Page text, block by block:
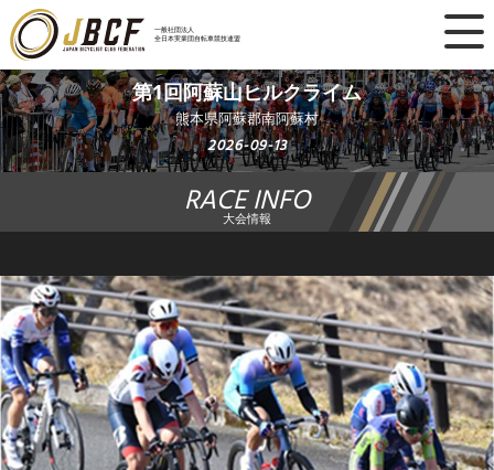
一般社団法人
全日本実業団自転車競技連盟
×
ニュース
レース日程
ランキング
チーム・選手
競技ガイド
加盟・登録
第1回阿蘇山ヒルクライム
熊本県阿蘇郡南阿蘇村
2026-09-13
RACE INFO
大会情報